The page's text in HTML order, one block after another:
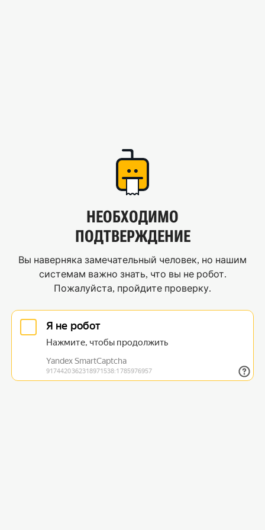
НЕОБХОДИМО
ПОДТВЕРЖДЕНИЕ
Вы наверняка замечательный человек, но нашим
системам важно знать, что вы не робот.
Пожалуйста, пройдите проверку.